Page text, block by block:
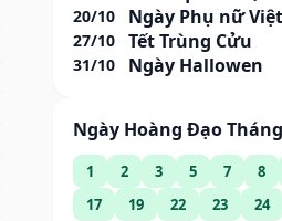
20/10 Ngày Phụ nữ
27/10 Tết Trùng Cửu
31/10 Ngày Hallowen
Ngày Hoàng Đạo
1 2 3 5 7 8
17
19 22 23 24